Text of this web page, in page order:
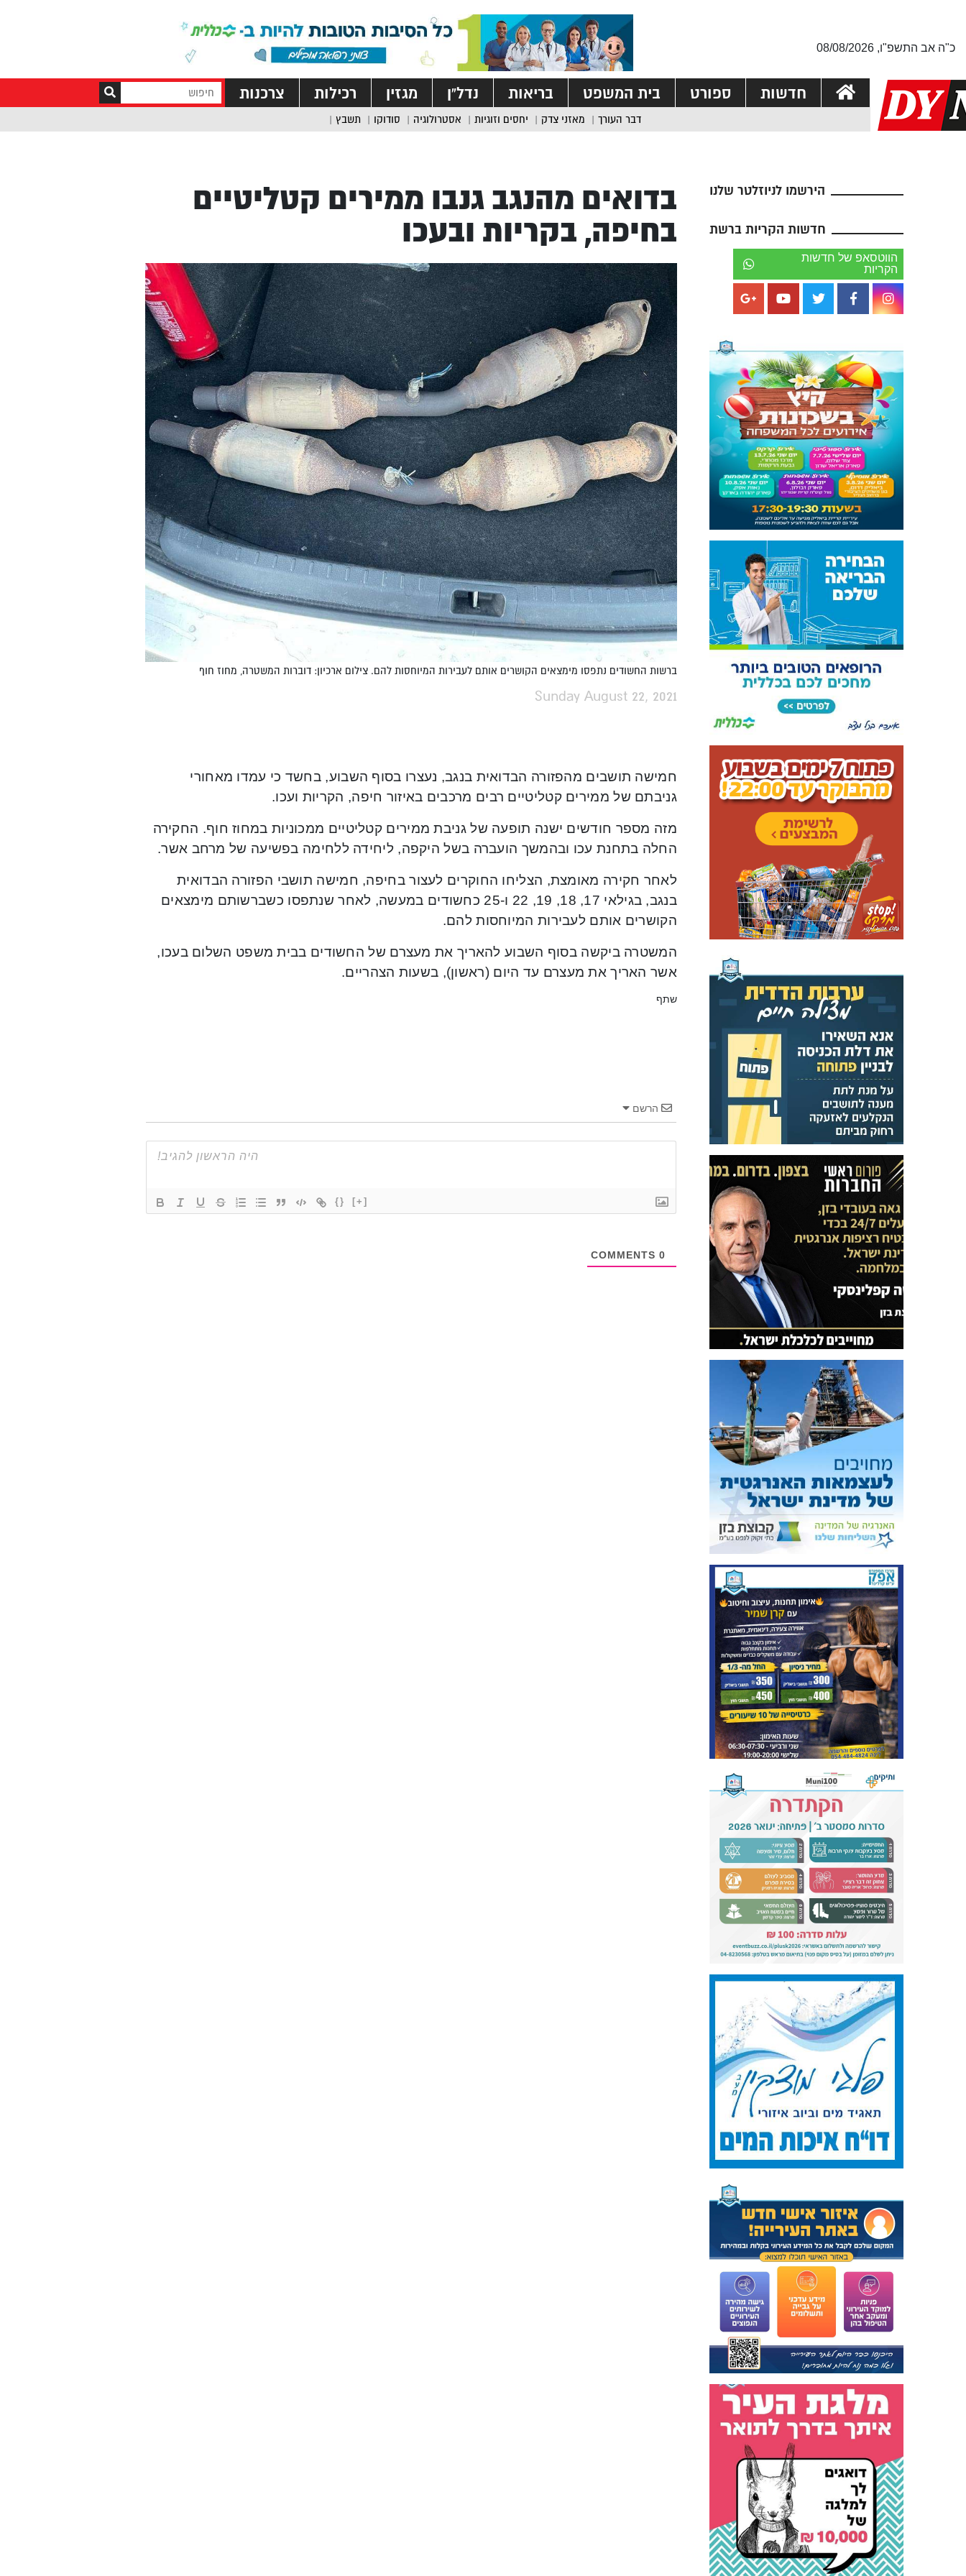
כ"ה אב התשפ"ו, 08/08/2026
חדשות ספורט בית המשפט בריאות נדל”ן מגזין רכילות צרכנות
דבר העורך מאזני צדק יחסים וזוגיות אסטרולוגיה סודוקו תשבץ
הירשמו לניוזלטר שלנו
חדשות הקריות ברשת
הווטסאפ של חדשות
הקריות
בדואים מהנגב גנבו ממירים קטליטיים
בחיפה, בקריות ובעכו
ברשות החשודים נתפסו מימצאים הקושרים אותם לעבירות המיוחסות להם. צילום ארכיון: דוברות המשטרה, מחוז חוף
Sunday August 22, 2021
חמישה תושבים מהפזורה הבדואית בנגב, נעצרו בסוף השבוע, בחשד כי עמדו מאחורי
גניבתם של ממירים קטליטיים רבים מרכבים באיזור חיפה, הקריות ועכו.
מזה מספר חודשים ישנה תופעה של גניבת ממירים קטליטיים ממכוניות במחוז חוף. החקירה
החלה בתחנת עכו ובהמשך הועברה בשל היקפה, ליחידה ללחימה בפשיעה של מרחב אשר.
לאחר חקירה מאומצת, הצליחו החוקרים לעצור בחיפה, חמישה תושבי הפזורה הבדואית
בנגב, בגילאי 17, 18, 19, 22 ו-25 כחשודים במעשה, לאחר שנתפסו כשברשותם מימצאים
הקושרים אותם לעבירות המיוחסות להם.
המשטרה ביקשה בסוף השבוע להאריך את מעצרם של החשודים בבית משפט השלום בעכו,
אשר האריך את מעצרם עד היום (ראשון), בשעות הצהריים.
שתף
הרשם
{} [+]
0